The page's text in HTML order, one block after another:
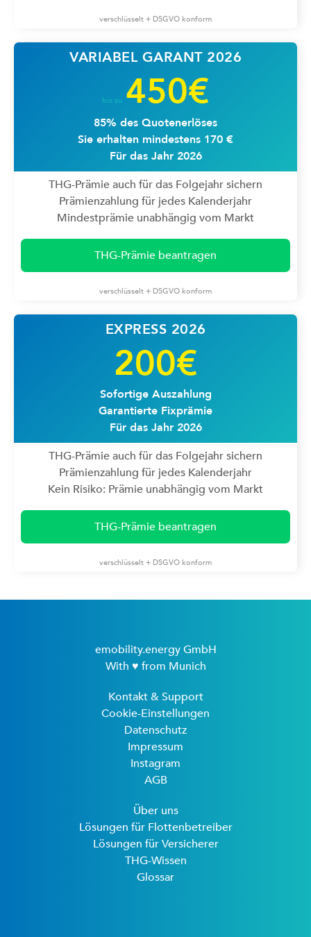
verschlüsselt + DSGVO konform
VARIABEL GARANT 2026
bis zu450€
85% des Quotenerlöses
Sie erhalten mindestens 170 €
Für das Jahr 2026
THG-Prämie auch für das Folgejahr sichern
Prämienzahlung für jedes Kalenderjahr
Mindestprämie unabhängig vom Markt
THG-Prämie beantragen
verschlüsselt + DSGVO konform
EXPRESS 2026
200€
Sofortige Auszahlung
Garantierte Fixprämie
Für das Jahr 2026
THG-Prämie auch für das Folgejahr sichern
Prämienzahlung für jedes Kalenderjahr
Kein Risiko: Prämie unabhängig vom Markt
THG-Prämie beantragen
verschlüsselt + DSGVO konform
emobility.energy GmbH
With ♥ from Munich
Kontakt & Support
Cookie-Einstellungen
Datenschutz
Impressum
Instagram
AGB
Über uns
Lösungen für Flottenbetreiber
Lösungen für Versicherer
THG-Wissen
Glossar